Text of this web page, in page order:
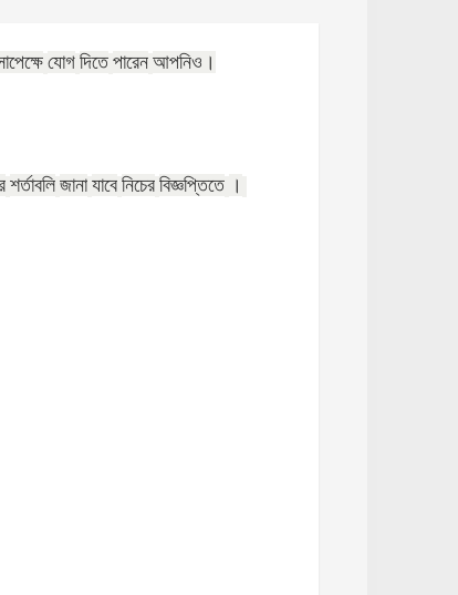
যোগ দিতে পারেন আপনিও।
শর্তাবলি জানা যাবে নিচের বিজ্ঞপ্তিতে ।